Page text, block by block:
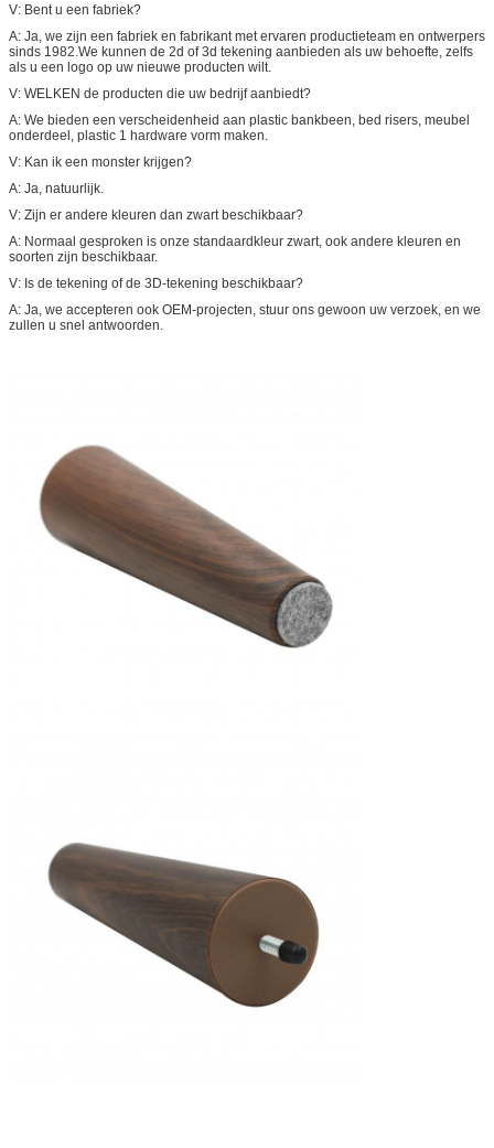
V: Bent u een fabriek?
A: Ja, we zijn een fabriek en fabrikant met ervaren productieteam en ontwerpers
sinds 1982.We kunnen de 2d of 3d tekening aanbieden als uw behoefte, zelfs
als u een logo op uw nieuwe producten wilt.
V: WELKEN de producten die uw bedrijf aanbiedt?
A: We bieden een verscheidenheid aan plastic bankbeen, bed risers, meubel
onderdeel, plastic 1 hardware vorm maken.
V: Kan ik een monster krijgen?
A: Ja, natuurlijk.
V: Zijn er andere kleuren dan zwart beschikbaar?
A: Normaal gesproken is onze standaardkleur zwart, ook andere kleuren en
soorten zijn beschikbaar.
V: Is de tekening of de 3D-tekening beschikbaar?
A: Ja, we accepteren ook OEM-projecten, stuur ons gewoon uw verzoek, en we
zullen u snel antwoorden.